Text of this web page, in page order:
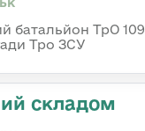
батальйон ТрО 109
Тро ЗСУ
складом